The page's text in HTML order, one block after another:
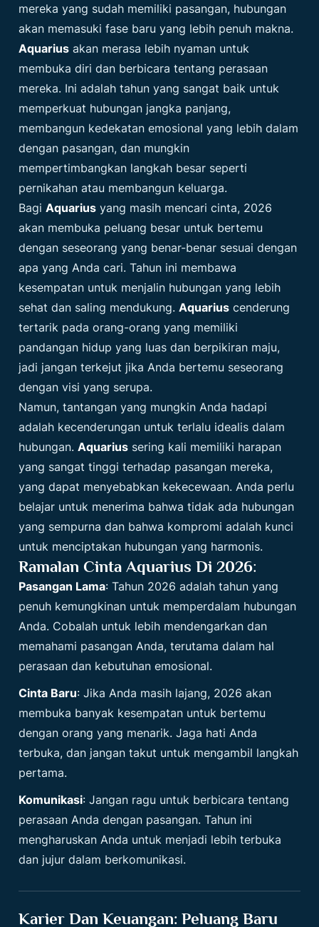
mereka yang sudah memiliki pasangan, hubungan
akan memasuki fase baru yang lebih penuh makna.
Aquarius akan merasa lebih nyaman untuk
membuka diri dan berbicara tentang perasaan
mereka. Ini adalah tahun yang sangat baik untuk
memperkuat hubungan jangka panjang,
membangun kedekatan emosional yang lebih dalam
dengan pasangan, dan mungkin
mempertimbangkan langkah besar seperti
pernikahan atau membangun keluarga.
BagiAquarius yang masih mencari cinta, 2026
akan membuka peluang besar untuk bertemu
dengan seseorang yang benar-benar sesuai dengan
apa yang Anda cari. Tahun ini membawa
kesempatan untuk menjalin hubungan yang lebih
sehat dan saling mendukung.Aquarius cenderung
tertarik pada orang-orang yang memiliki
pandangan hidup yang luas dan berpikiran maju,
jadi jangan terkejut jika Anda bertemu seseorang
dengan visi yang serupa.
Namun, tantangan yang mungkin Anda hadapi
adalah kecenderungan untuk terlalu idealis dalam
hubungan.Aquarius sering kali memiliki harapan
yang sangat tinggi terhadap pasangan mereka,
yang dapat menyebabkan kekecewaan. Anda perlu
belajar untuk menerima bahwa tidak ada hubungan
yang sempurna dan bahwa kompromi adalah kunci
untuk menciptakan hubungan yang harmonis.
Ramalan Cinta Aquarius Di 2026:
Pasangan Lama: Tahun 2026 adalah tahun yang
penuh kemungkinan untuk memperdalam hubungan
Anda. Cobalah untuk lebih mendengarkan dan
memahami pasangan Anda, terutama dalam hal
perasaan dan kebutuhan emosional.
Cinta Baru: Jika Anda masih lajang, 2026 akan
membuka banyak kesempatan untuk bertemu
dengan orang yang menarik. Jaga hati Anda
terbuka, dan jangan takut untuk mengambil langkah
pertama.
Komunikasi: Jangan ragu untuk berbicara tentang
perasaan Anda dengan pasangan. Tahun ini
mengharuskan Anda untuk menjadi lebih terbuka
dan jujur dalam berkomunikasi.
Karier Dan Keuangan: Peluang Baru